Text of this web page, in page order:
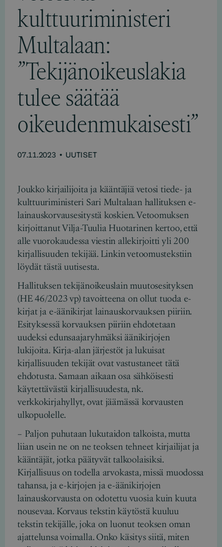
kulttuuriministeri
Multalaan:
”Tekijänoikeuslakia
tulee säätää
oikeudenmukaisesti”
07.11.2023 • UUTISET
Joukko kirjailijoita ja kääntäjiä vetosi tiede- ja
kulttuuriministeri Sari Multalaan hallituksen e-
lainauskorvausesitystä koskien. Vetoomuksen
kirjoittanut Vilja-Tuulia Huotarinen kertoo, että
alle vuorokaudessa viestin allekirjoitti yli 200
kirjallisuuden tekijää. Linkin vetoomustekstiin
löydät tästä uutisesta.
Hallituksen tekijänoikeuslain muutosesityksen
(HE 46/2023 vp) tavoitteena on ollut tuoda e-
kirjat ja e-äänikirjat lainauskorvauksen piiriin.
Esityksessä korvauksen piiriin ehdotetaan
uudeksi edunsaajaryhmäksi äänikirjojen
lukijoita. Kirja-alan järjestöt ja lukuisat
kirjallisuuden tekijät ovat vastustaneet tätä
ehdotusta. Samaan aikaan osa sähköisesti
käytettävästä kirjallisuudesta, nk.
verkkokirjahyllyt, ovat jäämässä korvausten
ulkopuolelle.
– Paljon puhutaan lukutaidon talkoista, mutta
liian usein ne on ne teoksen tehneet kirjailijat ja
kääntäjät, jotka päätyvät talkoolaisiksi.
Kirjallisuus on todella arvokasta, missä muodossa
tahansa, ja e-kirjojen ja e-äänikirjojen
lainauskorvausta on odotettu vuosia kuin kuuta
nousevaa. Korvaus tekstin käytöstä kuuluu
tekstin tekijälle, joka on luonut teoksen oman
ajattelunsa voimalla. Onko käsitys siitä, miten